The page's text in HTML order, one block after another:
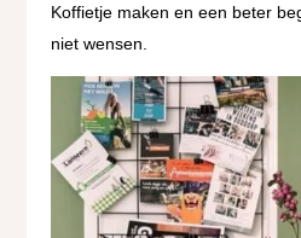
Koffietje maken en een beter
niet wensen.